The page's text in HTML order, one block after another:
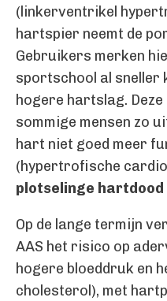
(linkerventrikel
hartspier neemt de
Gebruikers merken
sportschool al sneller
hogere hartslag.
sommige mensen zo
hart niet goed meer
(hypertrofische
plotselinge hartdood
Op de lange termijn
AAS het risico op
hogere bloeddruk en
cholesterol), met